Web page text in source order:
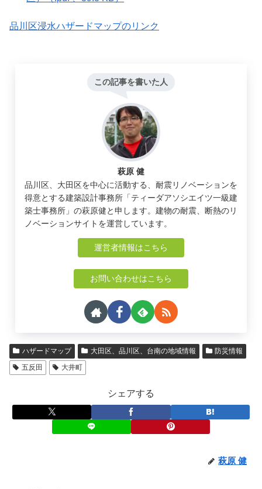
品川区浸水ハザードマップのリンク
この記事を書いた人
萩原 健
品川区、大田区を中心に活動する、耐震リノベーションを
得意とする建築設計事務所「ティーダアソシエイツ一級建
築士事務所」の萩原健と申します。建物の耐震、断熱のリ
ノベーションサイトを運営しています。
運営者情報はこちら
お問い合わせはこちら
ハザードマップ 大田区、品川区、台南の地域情報
防災情報
五反田
大井町
シェアする
萩原 健